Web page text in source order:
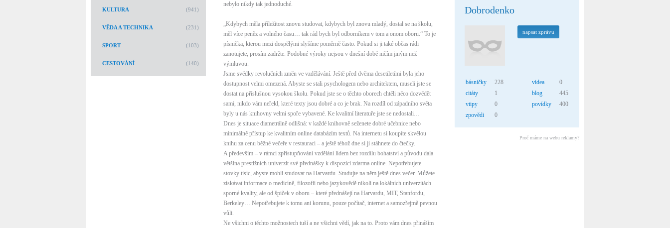
KULTURA (941)
VĚDA A TECHNIKA (231)
SPORT (103)
CESTOVÁNÍ (140)
nebylo nikdy tak jednoduché.
„Kdybych měla příležitost znovu studovat, kdybych byl znovu mladý, dostal se na školu,
měl více peněz a volného času… tak rád bych byl odborníkem v tom a onom oboru.“ To je
písnička, kterou mezi dospělými slyšíme poměrně často. Pokud si ji také občas rádi
zanotujete, prosím zadržte. Podobné výroky nejsou v dnešní době ničím jiným než
výmluvou.
Jsme svědky revolučních změn ve vzdělávání. Ještě před dvěma desetiletími byla jeho
dostupnost velmi omezená. Abyste se stali psychologem nebo architektem, museli jste se
dostat na příslušnou vysokou školu. Pokud jste se o těchto oborech chtěli něco dozvědět
sami, nikdo vám neřekl, které texty jsou dobré a co je brak. Na rozdíl od západního světa
byly u nás knihovny velmi spoře vybavené. Ke kvalitní literatuře jste se nedostali…
Dnes je situace diametrálně odlišná: v každé knihovně seženete dobré učebnice nebo
minimálně přístup ke kvalitním online databázím textů. Na internetu si koupíte skvělou
knihu za cenu běžné večeře v restauraci – a ještě téhož dne si ji stáhnete do čtečky.
A především – v rámci zpřístupňování vzdělání lidem bez rozdílu bohatství a původu dala
většina prestižních univerzit své přednášky k dispozici zdarma online. Nepotřebujete
stovky tisíc, abyste mohli studovat na Harvardu. Studujte na něm ještě dnes večer. Můžete
získávat informace o medicíně, filozofii nebo jazykovědě nikoli na lokálních univerzitách
sporné kvality, ale od špiček v oboru – které přednášejí na Harvardu, MIT, Stanfordu,
Berkeley… Nepotřebujete k tomu ani korunu, pouze počítač, internet a samozřejmě pevnou
vůli.
Ne všichni o těchto možnostech tuší a ne všichni vědí, jak na to. Proto vám dnes přináším
Dobrodenko
napsat zprávu
básničky
228
citáty
1
vtipy
0
zpovědi
0
videa
0
blog
445
povídky
400
Proč máme na webu reklamy?